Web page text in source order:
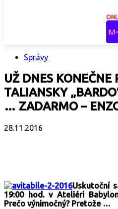
Správy
UŽ DNES KONEČNE
TALIANSKY
… ZADARMO –
28.11.2016
Uskutoční
19:00 hod. v Ateliéri
Prečo výnimočný? Pretože …